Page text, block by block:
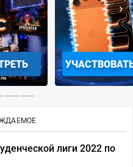
›
лиги 2022 по